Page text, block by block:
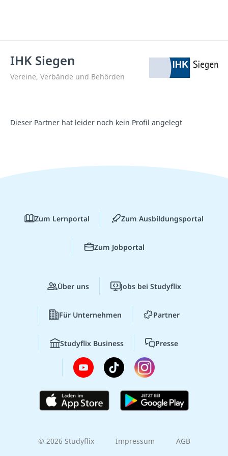
IHK Siegen
Vereine, Verbände und Behörden
Dieser Partner hat leider noch kein Profil angelegt
Zum Lernportal Zum Ausbildungsportal
Zum Jobportal
Über uns Jobs bei Studyflix
Für Unternehmen Partner
Studyflix Business Presse
© 2026 Studyflix Impressum AGB